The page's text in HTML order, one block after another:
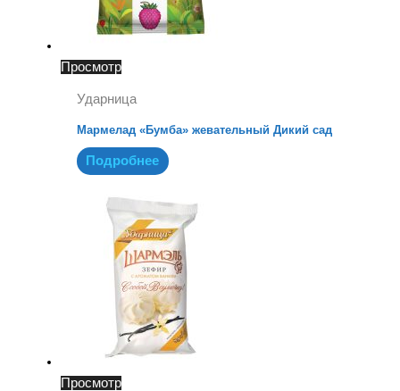
Просмотр
Ударница
Мармелад «Бумба» жевательный Дикий сад
Подробнее
Просмотр